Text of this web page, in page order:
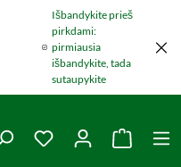
Išbandykite prieš
pirkdami:
pirmiausia
išbandykite, tada
sutaupykite
You have 0 wishlist